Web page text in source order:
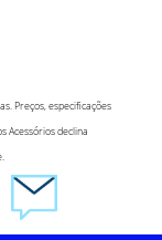
Preços, especificações
Acessórios declina